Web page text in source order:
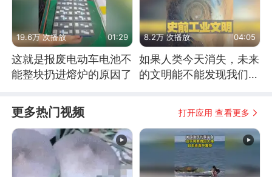
19.6万 次播放 01:29
这就是报废电动车电池不
能整块扔进熔炉的原因了
8.2万 次播放 04:05
如果人类今天消失，未来
的文明能不能发现我们存
更多热门视频 打开应用 查看更多